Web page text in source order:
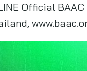
Official